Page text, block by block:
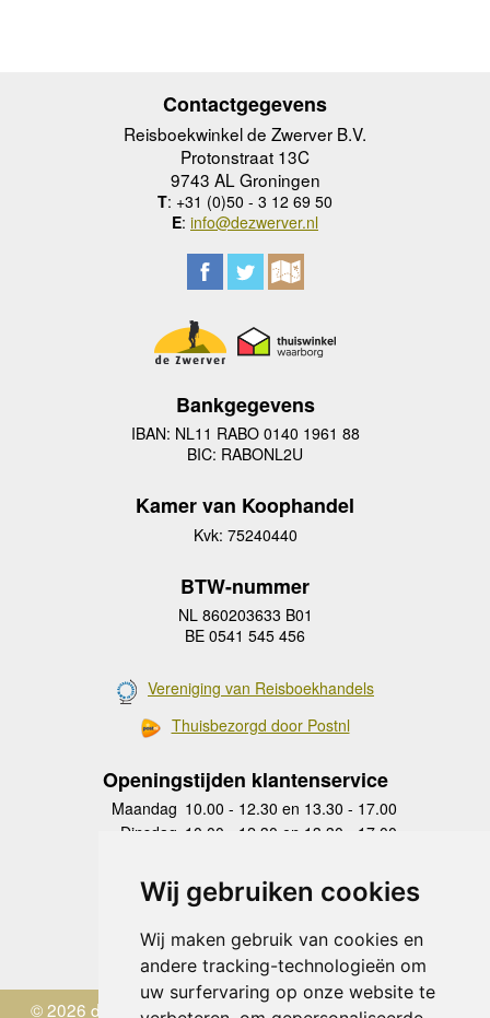
Wij gebruiken cookies
Wij maken gebruik van cookies en
andere tracking-technologieën om
uw surfervaring op onze website te
Contactgegevens
Reisboekwinkel de Zwerver B.V.
Protonstraat 13C
9743 AL Groningen
T: +31 (0)50 - 3 12 69 50
E: info@dezwerver.nl
Bankgegevens
IBAN: NL11 RABO 0140 1961 88
BIC: RABONL2U
Kamer van Koophandel
Kvk: 75240440
BTW-nummer
NL 860203633 B01
BE 0541 545 456
Vereniging van Reisboekhandels
Thuisbezorgd door Postnl
Openingstijden klantenservice
Maandag 10.00 - 12.30 en 13.30 - 17.00
Dinsdag 10.00 - 12.30 en 13.30 - 17.00
Donderdag
10.00 - 12.30 en 13.30 - 17.00
Vrijdag 10.00 - 12.30 en 13.30 - 17.00
Zaterdag
gesloten
Zondag gesloten
© 2026 de Zwerver